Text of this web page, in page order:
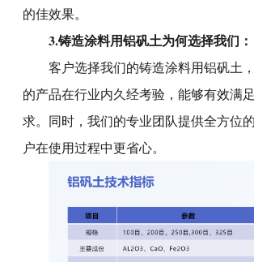
的佳效果。
3.铸造涂料用铝矾土为何选择我们：
客户选择我们的铸造涂料用铝矾土
的产品在行业内久经考验，能够有效满
求。同时，我们的专业团队提供全方位
户在使用过程中更省心。